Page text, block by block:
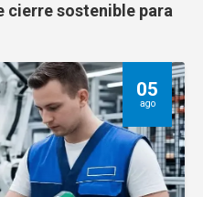
cierre sostenible para
05
ago